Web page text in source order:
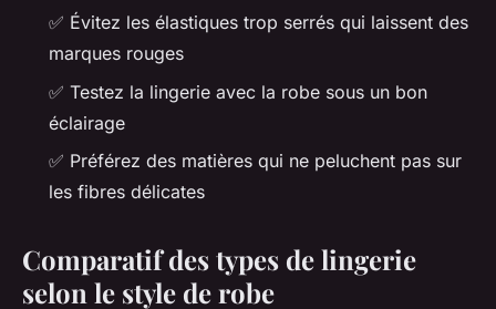
✅ Évitez les élastiques trop serrés qui laissent des
marques rouges
✅ Testez la lingerie avec la robe sous un bon
éclairage
✅ Préférez des matières qui ne peluchent pas sur
les fibres délicates
Comparatif des types de lingerie
selon le style de robe